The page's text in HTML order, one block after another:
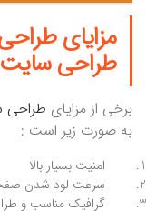
مزایای
طراحی
برخی از مزایای طراحی
به صورت زیر است :
امنیت بسیار بالا
سرعت لود شدن
گرافیک مناسب و